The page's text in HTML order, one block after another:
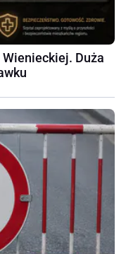
Duża